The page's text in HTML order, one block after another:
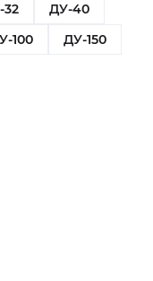
ДУ-40
100
ДУ-150